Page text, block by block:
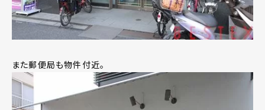
また郵便局も物件付近。